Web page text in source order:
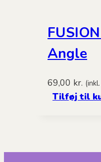
Angle
69,00 kr.
Tilføj til